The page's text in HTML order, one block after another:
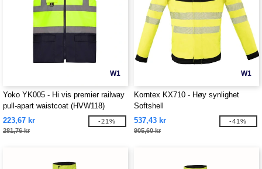
W1
Yoko YK005 - Hi vis premier railway
pull-apart waistcoat (HVW118)
223,67 kr
281,76 kr
-21%
W1
Korntex KX710 - Høy synlighet
Softshell
537,43 kr
905,60 kr
-41%